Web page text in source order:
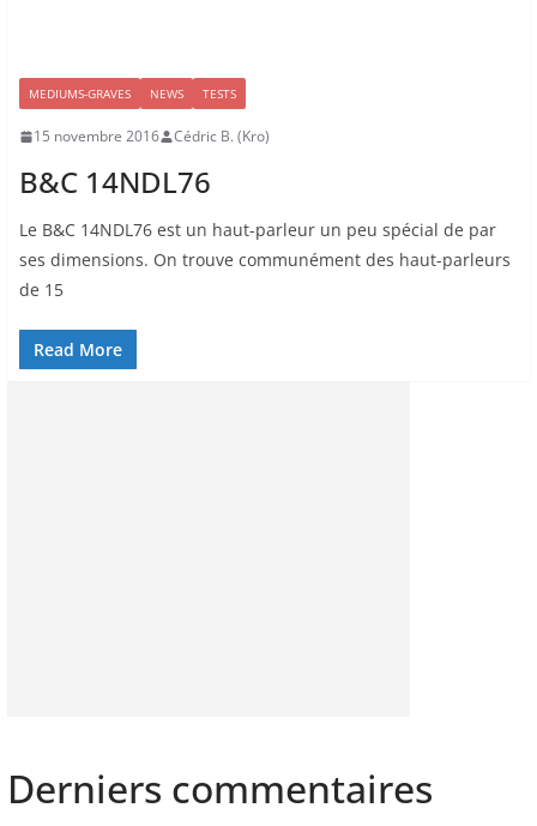
MEDIUMS-GRAVES NEWS TESTS
15 novembre 2016 Cédric B. (Kro)
B&C 14NDL76
Le B&C 14NDL76 est un haut-parleur un peu spécial de par
ses dimensions. On trouve communément des haut-parleurs
de 15
Read More
Derniers commentaires